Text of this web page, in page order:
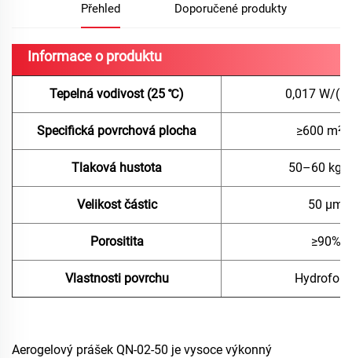
Přehled Doporučené produkty
Informace o produktu
Tepelná vodivost (25 ℃) 0,017 W/
Specifická povrchová plocha ≥600 m²/
Tlaková hustota 50–60 kg/
Velikost částic 50 μm
Porositita ≥90%
Vlastnosti povrchu
Aerogelový prášek QN-02-50 je vysoce výkonný